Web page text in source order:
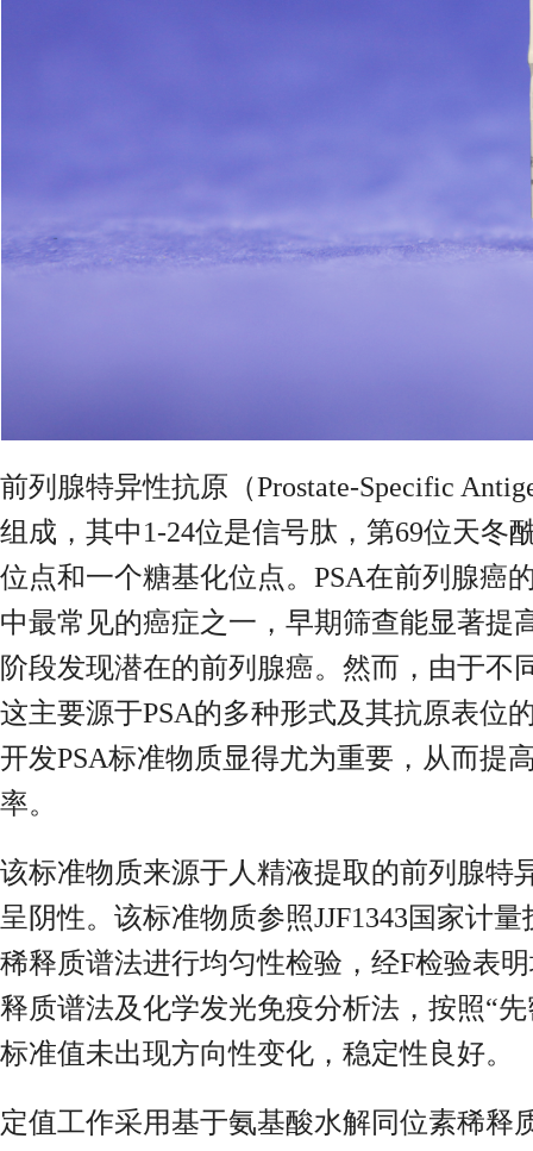
前列腺特异性抗原（Prostate-Specific
组成，其中1-24位是信号肽，第69位天冬
位点和一个糖基化位点。PSA在前列腺癌
中最常见的癌症之一，早期筛查能显著提
阶段发现潜在的前列腺癌。然而，由于
这主要源于PSA的多种形式及其抗原表位
开发PSA标准物质显得尤为重要，从而提
率。
该标准物质来源于人精液提取的前列腺特
呈阴性。该标准物质参照JJF1343国家计
稀释质谱法进行均匀性检验，经F检验表
释质谱法及化学发光免疫分析法，按照“
标准值未出现方向性变化，稳定性良好。
定值工作采用基于氨基酸水解同位素稀